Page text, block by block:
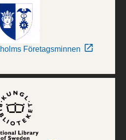
Företagsminnen